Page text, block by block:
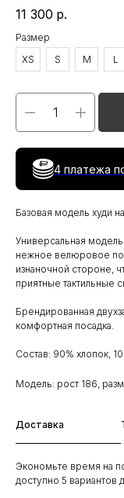
11 300 р.
Размер
XS
S M L
4 платежа
Базовая модель худи
Универсальная
нежное велюровое
изнаночной стороне,
приятные тактильные
Брендированная
комфортная посадка.
Состав: 90% хлопок,
Модель: рост 186,
Доставка
Экономьте время на
доступно 5 вариантов